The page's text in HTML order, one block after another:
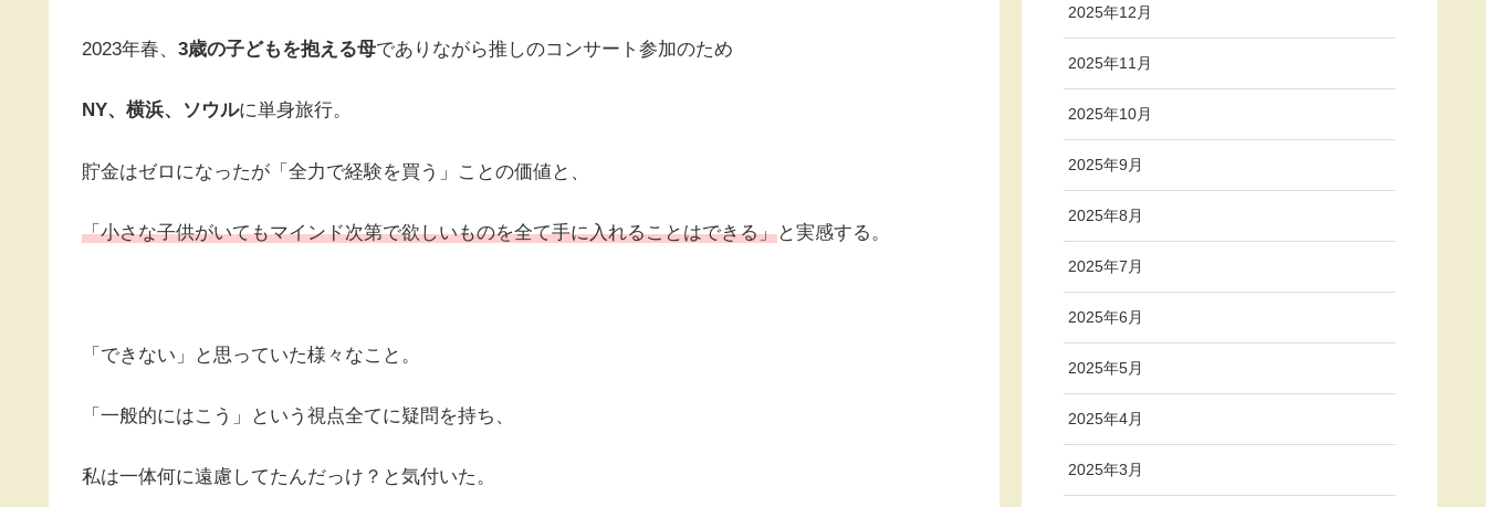
2023年春、 3歳の子どもを抱える母でありながら推しのコンサート参加のため
NY、横浜、ソウルに単身旅行。
貯金はゼロになったが「全力で経験を買う」ことの価値と、
「小さな子供がいてもマインド次第で欲しいものを全て手に入れることはできる」と実感する。
「できない」と思っていた様々なこと。
「一般的にはこう」という視点全てに疑問を持ち、
私は一体何に遠慮してたんだっけ？と気付いた。
2025年12月
2025年11月
2025年10月
2025年9月
2025年8月
2025年7月
2025年6月
2025年5月
2025年4月
2025年3月